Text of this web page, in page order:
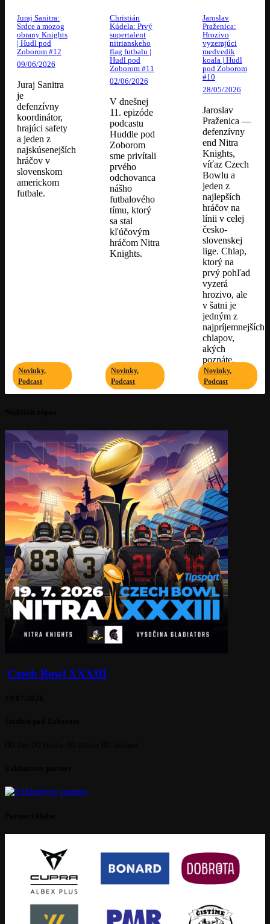
Novinky,
Podcast
Juraj Sanitra:
Srdce a mozog
obrany Knights
| Hudl pod
Zoborom #12
09/06/2026
Juraj Sanitra
je
defenzívny
koordinátor,
hrajúci safety
a jeden z
najskúsenejších
hráčov v
slovenskom
americkom
futbale.
Novinky,
Podcast
Christián
Kúdela: Prvý
supertalent
nitrianskeho
flag futbalu |
Hudl pod
Zoborom #11
02/06/2026
V dnešnej
11. epizóde
podcastu
Huddle pod
Zoborom
sme privítali
prvého
odchovanca
nášho
futbalového
tímu, ktorý
sa stal
kľúčovým
hráčom Nitra
Knights.
Novinky,
Podcast
Jaroslav
Praženica:
Hrozivo
vyzerajúci
medvedík
koala | Hudl
pod Zoborom
#10
28/05/2026
Jaroslav
Praženica —
defenzívny
end Nitra
Knights,
víťaz Czech
Bowlu a
jeden z
najlepších
hráčov na
línii v celej
česko-
slovenskej
lige. Chlap,
ktorý na
prvý pohľad
vyzerá
hrozivo, ale
v šatni je
jedným z
najpríjemnejších
chlapov,
akých
poznáte.​
Czech Bowl XXXIII